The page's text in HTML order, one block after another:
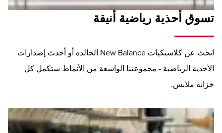
تسوق أحذية رياضية أنيقة
ابحث عن كلاسيكيات New Balance الخالدة أو أحدث إصدارات
الأحذية الرياضية - مجموعتنا الواسعة من الأنماط ستكمل كل
خزانة ملابس.